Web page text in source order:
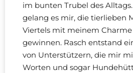
im bunten Trubel des
gelang es mir, die tierlieben
Viertels mit meinem
gewinnen. Rasch entstand
von Unterstützern, die mir
Worten und sogar